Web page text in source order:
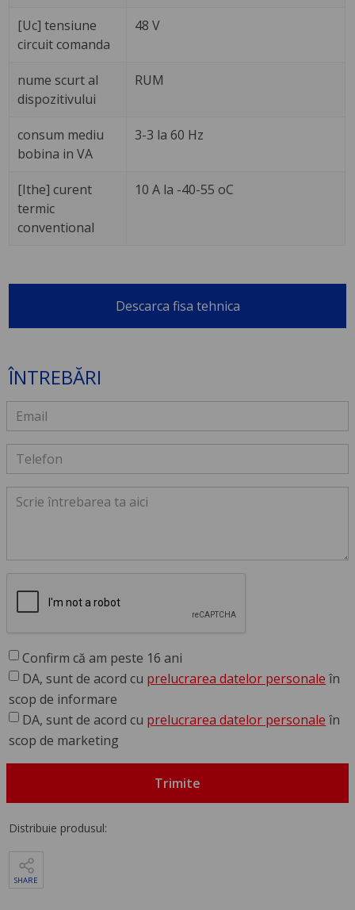
[Uc] tensiune
circuit comanda
48 V
nume scurt al
dispozitivului
RUM
consum mediu
bobina in VA
3-3 la 60 Hz
[Ithe] curent
termic
conventional
10 A la -40-55 oC
Descarca fisa tehnica
ÎNTREBĂRI
Confirm că am peste 16 ani
DA, sunt de acord cu prelucrarea datelor personale în
scop de informare
DA, sunt de acord cu prelucrarea datelor personale în
scop de marketing
Trimite
Distribuie produsul:
SHARE